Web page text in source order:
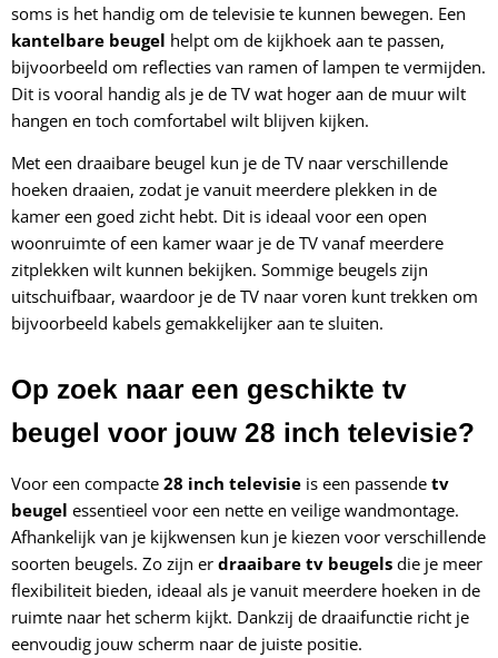
soms is het handig om de televisie te kunnen bewegen. Een
kantelbare beugel helpt om de kijkhoek aan te passen,
bijvoorbeeld om reflecties van ramen of lampen te vermijden.
Dit is vooral handig als je de TV wat hoger aan de muur wilt
hangen en toch comfortabel wilt blijven kijken.
Met een draaibare beugel kun je de TV naar verschillende
hoeken draaien, zodat je vanuit meerdere plekken in de
kamer een goed zicht hebt. Dit is ideaal voor een open
woonruimte of een kamer waar je de TV vanaf meerdere
zitplekken wilt kunnen bekijken. Sommige beugels zijn
uitschuifbaar, waardoor je de TV naar voren kunt trekken om
bijvoorbeeld kabels gemakkelijker aan te sluiten.
Op zoek naar een geschikte tv
beugel voor jouw 28 inch televisie?
Voor een compacte 28 inch televisie is een passende tv
beugel essentieel voor een nette en veilige wandmontage.
Afhankelijk van je kijkwensen kun je kiezen voor verschillende
soorten beugels. Zo zijn er draaibare tv beugels die je meer
flexibiliteit bieden, ideaal als je vanuit meerdere hoeken in de
ruimte naar het scherm kijkt. Dankzij de draaifunctie richt je
eenvoudig jouw scherm naar de juiste positie.